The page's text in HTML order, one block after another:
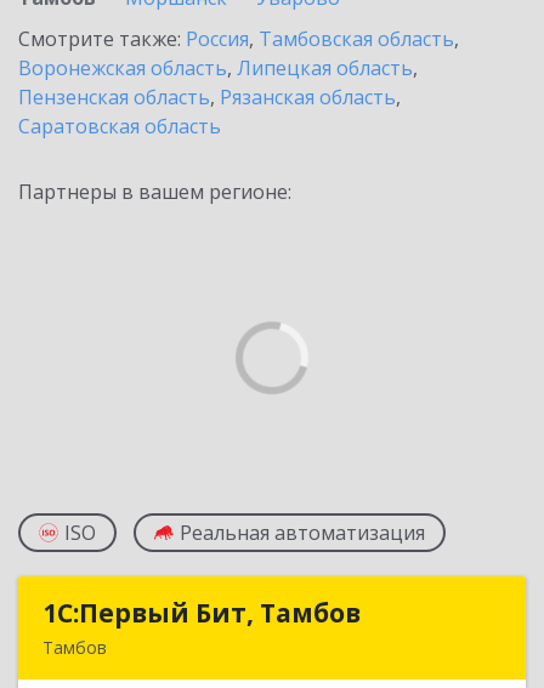
Смотрите также: Россия, Тамбовская область,
Воронежская область, Липецкая область,
Пензенская область, Рязанская область,
Саратовская область
Партнеры в вашем регионе:
ISO Реальная автоматизация
1С:Первый Бит, Тамбов
Тамбов
1С:Первый Бит, Тамбов